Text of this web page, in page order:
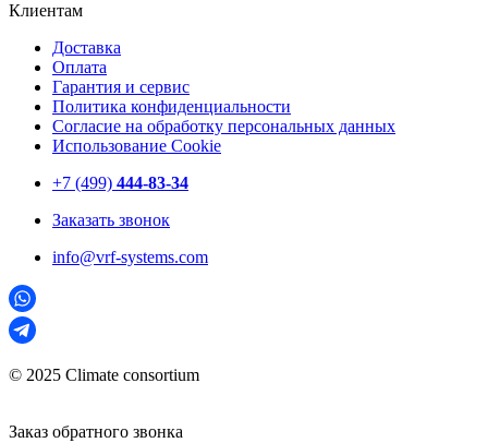
Клиентам
Доставка
Оплата
Гарантия и сервис
Политика конфиденциальности
Согласие на обработку персональных данных
Использование Cookie
+7 (499) 444-83-34
Заказать звонок
info@vrf-systems.com
© 2025 Climate consortium
Заказ обратного звонка